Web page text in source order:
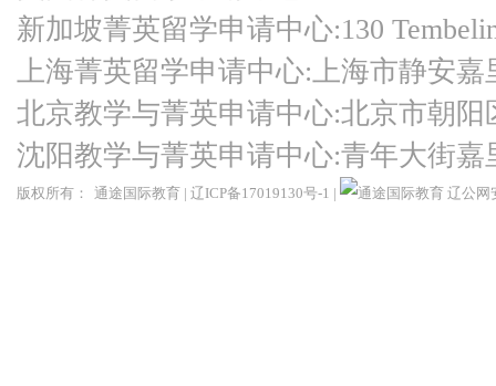
新加坡菁英留学申请中心:130
上海菁英留学申请中心:上海市静安嘉
北京教学与菁英申请中心:北京市朝
沈阳教学与菁英申请中心:青年大街
版权所有： 通途国际教育 | 辽ICP备17019130号-1 | 辽公网